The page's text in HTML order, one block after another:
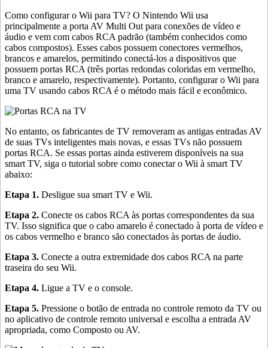
Como configurar o Wii para TV? O Nintendo Wii usa
principalmente a porta AV Multi Out para conexões de vídeo e
áudio e vem com cabos RCA padrão (também conhecidos como
cabos compostos). Esses cabos possuem conectores vermelhos,
brancos e amarelos, permitindo conectá-los a dispositivos que
possuem portas RCA (três portas redondas coloridas em vermelho,
branco e amarelo, respectivamente). Portanto, configurar o Wii para
uma TV usando cabos RCA é o método mais fácil e econômico.
No entanto, os fabricantes de TV removeram as antigas entradas AV
de suas TVs inteligentes mais novas, e essas TVs não possuem
portas RCA. Se essas portas ainda estiverem disponíveis na sua
smart TV, siga o tutorial sobre como conectar o Wii à smart TV
abaixo:
Etapa 1. Desligue sua smart TV e Wii.
Etapa 2. Conecte os cabos RCA às portas correspondentes da sua
TV. Isso significa que o cabo amarelo é conectado à porta de vídeo e
os cabos vermelho e branco são conectados às portas de áudio.
Etapa 3. Conecte a outra extremidade dos cabos RCA na parte
traseira do seu Wii.
Etapa 4. Ligue a TV e o console.
Etapa 5. Pressione o botão de entrada no controle remoto da TV ou
no aplicativo de controle remoto universal e escolha a entrada AV
apropriada, como Composto ou AV.